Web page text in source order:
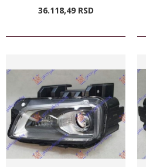
36.118,49 RSD